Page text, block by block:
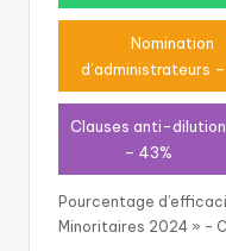
Nomination
d’administrateurs
Clauses anti-dilution
– 43%
Pourcentage
Minoritaires 2024 » –